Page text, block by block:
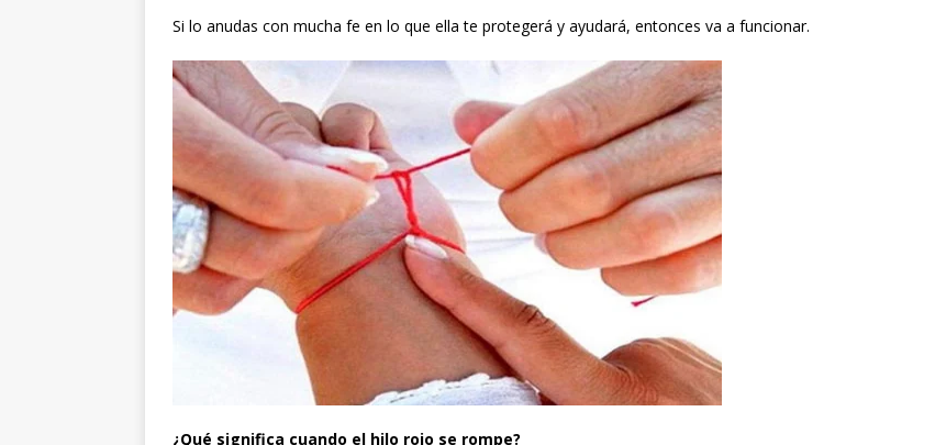
Si lo anudas con mucha fe en lo que ella te protegerá y ayudará, entonces va a funcionar.
¿Qué significa cuando el hilo rojo se rompe?